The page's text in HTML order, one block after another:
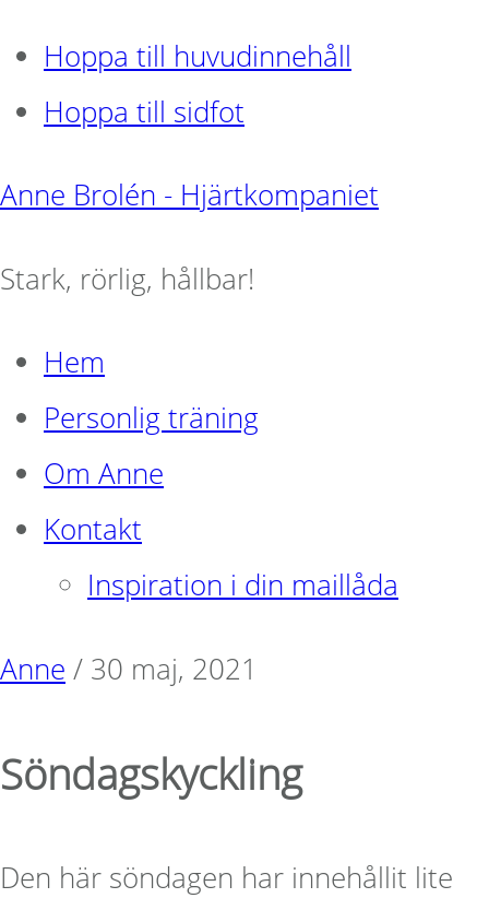
Hoppa till huvudinnehåll
Hoppa till sidfot
Anne Brolén - Hjärtkompaniet
Stark, rörlig, hållbar!
Hem
Personlig träning
Om Anne
Kontakt
Inspiration i din maillåda
Anne / 30 maj, 2021
Söndagskyckling
Den här söndagen har innehållit lite